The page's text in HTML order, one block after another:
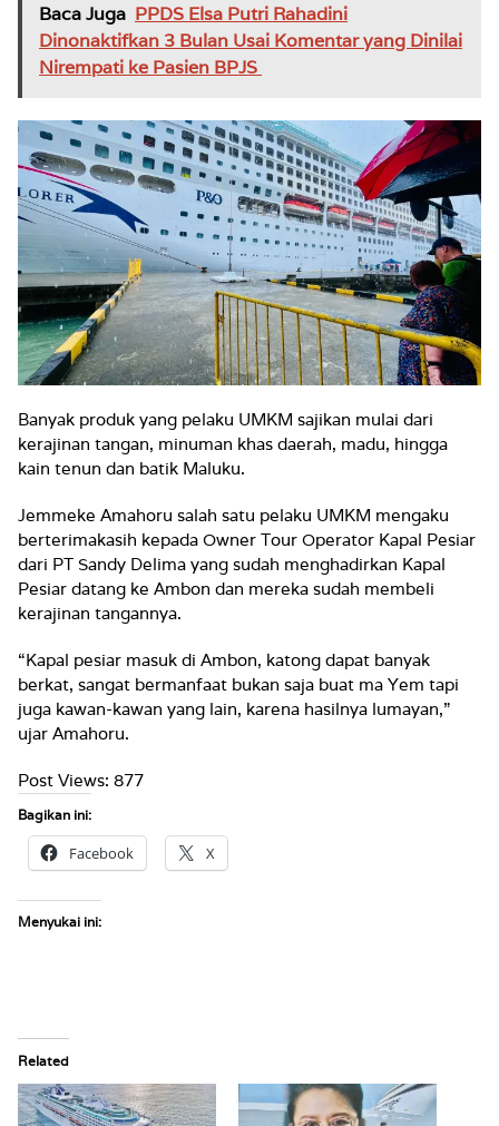
Baca Juga PPDS Elsa Putri Rahadini
Dinonaktifkan 3 Bulan Usai Komentar yang Dinilai
Nirempati ke Pasien BPJS
Banyak produk yang pelaku UMKM sajikan mulai dari
kerajinan tangan, minuman khas daerah, madu, hingga
kain tenun dan batik Maluku.
Jemmeke Amahoru salah satu pelaku UMKM mengaku
berterimakasih kepada Owner Tour Operator Kapal Pesiar
dari PT Sandy Delima yang sudah menghadirkan Kapal
Pesiar datang ke Ambon dan mereka sudah membeli
kerajinan tangannya.
“Kapal pesiar masuk di Ambon, katong dapat banyak
berkat, sangat bermanfaat bukan saja buat ma Yem tapi
juga kawan-kawan yang lain, karena hasilnya lumayan,”
ujar Amahoru.
Post Views: 877
Bagikan ini:
Facebook X
Menyukai ini:
Related